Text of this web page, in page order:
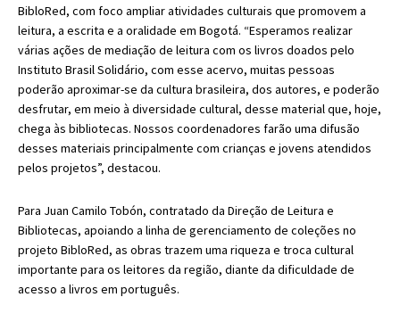
BibloRed, com foco ampliar atividades culturais que promovem a
leitura, a escrita e a oralidade em Bogotá. “Esperamos realizar
várias ações de mediação de leitura com os livros doados pelo
Instituto Brasil Solidário, com esse acervo, muitas pessoas
poderão aproximar-se da cultura brasileira, dos autores, e poderão
desfrutar, em meio à diversidade cultural, desse material que, hoje,
chega às bibliotecas. Nossos coordenadores farão uma difusão
desses materiais principalmente com crianças e jovens atendidos
pelos projetos”, destacou.
Para Juan Camilo Tobón, contratado da Direção de Leitura e
Bibliotecas, apoiando a linha de gerenciamento de coleções no
projeto BibloRed, as obras trazem uma riqueza e troca cultural
importante para os leitores da região, diante da dificuldade de
acesso a livros em português.